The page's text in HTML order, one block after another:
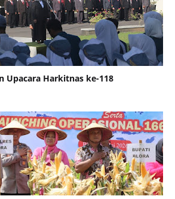
Upacara Harkitnas ke-118